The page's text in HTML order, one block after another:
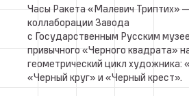
Часы Ракета «Малевич Триптих»
коллаборации Завода
с Государственным Русским
привычного «Черного квадрата»
геометрический цикл художника:
«Черный круг» и «Черный крест».